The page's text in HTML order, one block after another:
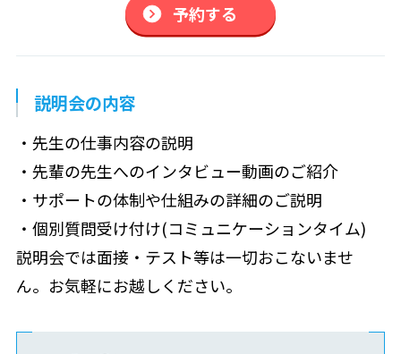
予約する
説明会の内容
・先生の仕事内容の説明
・先輩の先生へのインタビュー動画のご紹介
・サポートの体制や仕組みの詳細のご説明
・個別質問受け付け(コミュニケーションタイム)
説明会では面接・テスト等は一切おこないませ
ん。お気軽にお越しください。